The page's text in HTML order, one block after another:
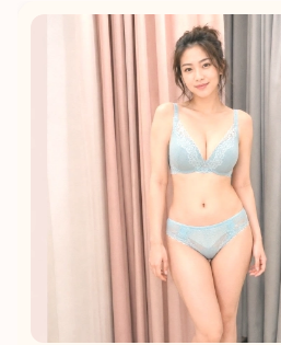
港澳中文
English